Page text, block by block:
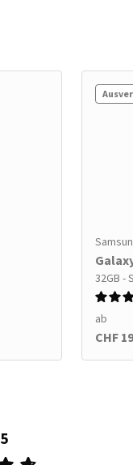
32GB -
ab
CHF
5